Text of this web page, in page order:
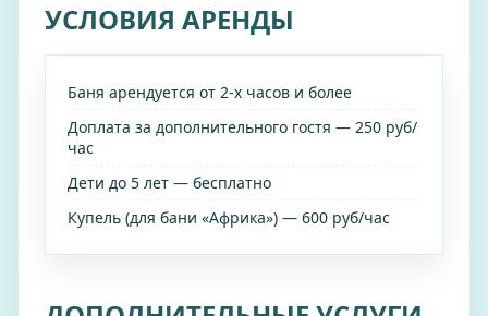
УСЛОВИЯ АРЕНДЫ
Баня арендуется от 2‑х часов и более
Доплата за дополнительного гостя — 250 руб/
час
Дети до 5 лет — бесплатно
Купель (для бани «Африка») — 600 руб/час